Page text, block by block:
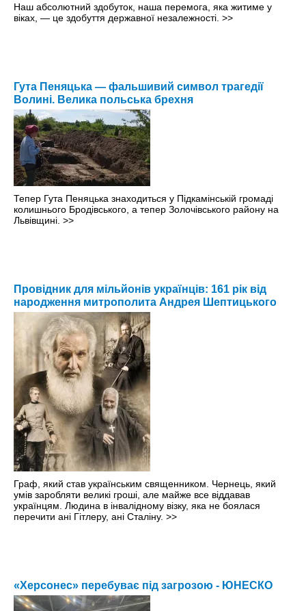
Наш абсолютний здобуток, наша перемога, яка житиме у
віках, — це здобуття державної незалежності. >>
Гута Пеняцька — фальшивий символ трагедії
Волині. Велика польська брехня
Тепер Гута Пеняцька знаходиться у Підкамінській громаді
колишнього Бродівського, а тепер Золочівського району на
Львівщині. >>
Провідник для мільйонів українців: 161 рік від
народження митрополита Андрея Шептицького
Граф, який став українським священником. Чернець, який
умів заробляти великі гроші, але майже все віддавав
українцям. Людина в інвалідному візку, яка не боялася
перечити ані Гітлеру, ані Сталіну. >>
«Херсонес» перебуває під загрозою - ЮНЕСКО